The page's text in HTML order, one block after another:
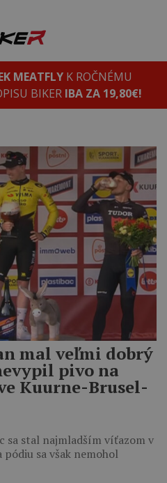
MEATFLYK ROČNÉMU
BIKER IBA ZA 19,80€!
mal veľmi dobrý
pivo na
Kuurne-Brusel-
sa stal najmladším víťazom v
sa však nemohol